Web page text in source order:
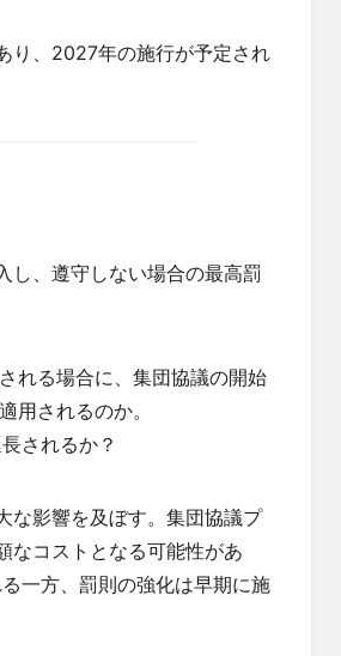
り、2027年の施行が予定され
し、遵守しない場合の最高罰
れる場合に、集団協議の開始
用されるのか。
されるか？
な影響を及ぼす。集団協議プ
なコストとなる可能性があ
一方、罰則の強化は早期に施